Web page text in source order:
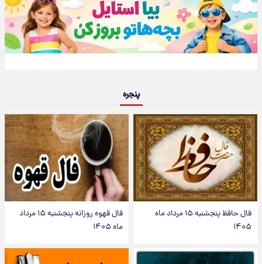
پنجره
فال حافظ پنجشنبه ۱۵ مرداد ماه
۱۴۰۵
فال قهوه روزانه پنجشنبه ۱۵ مرداد
ماه ۱۴۰۵